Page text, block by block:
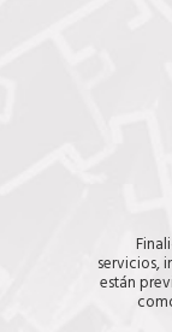
servicios,
están